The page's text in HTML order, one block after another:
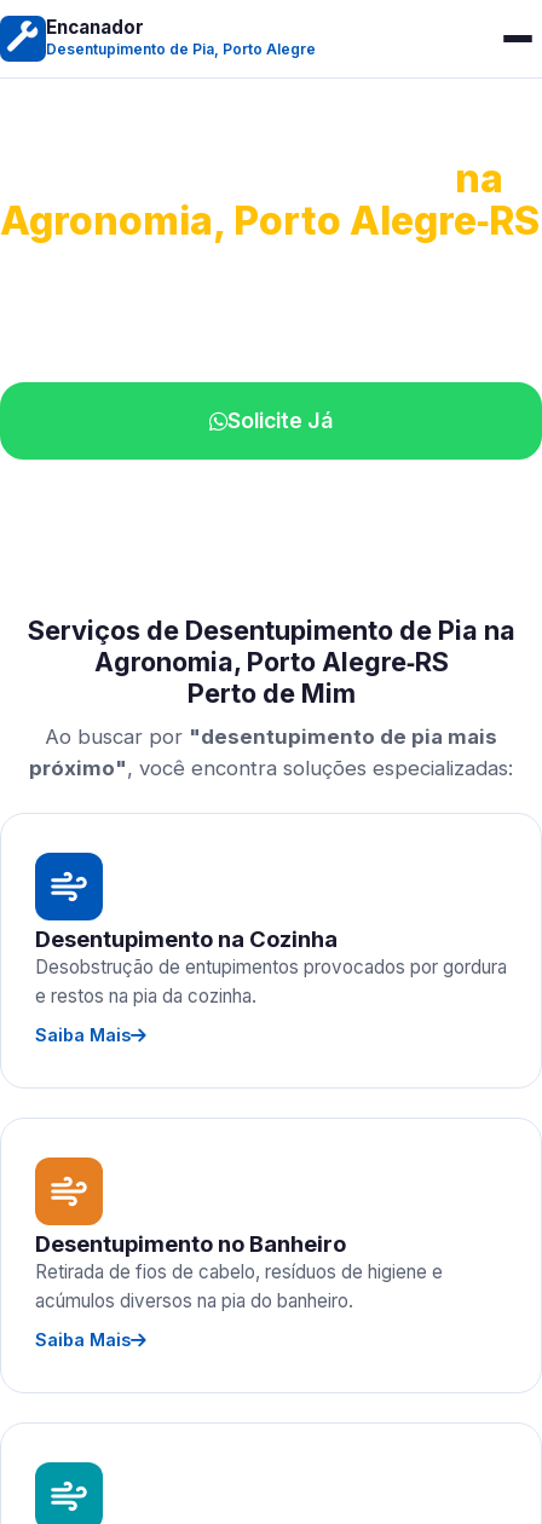
Encanador
Desentupimento de Pia, Porto Alegre
na
Agronomia, Porto Alegre‑RS
Solicite Já
Serviços de Desentupimento de Pia na
Agronomia, Porto Alegre‑RS
Perto de Mim
Ao buscar por "desentupimento de pia mais
próximo", você encontra soluções especializadas:
Desentupimento na Cozinha
Desobstrução de entupimentos provocados por gordura
e restos na pia da cozinha.
Saiba Mais
Desentupimento no Banheiro
Retirada de fios de cabelo, resíduos de higiene e
acúmulos diversos na pia do banheiro.
Saiba Mais